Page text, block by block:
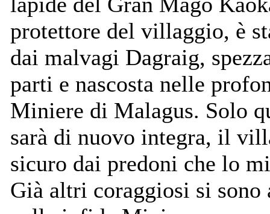
protettore del villaggio, è
dai malvagi Dagraig,
parti e nascosta nelle
Miniere di Malagus. Solo
sarà di nuovo integra, il
sicuro dai predoni che lo
Già altri coraggiosi si sono